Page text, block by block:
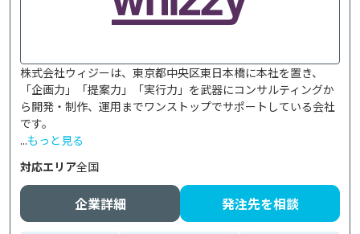
株式会社ウィジーは、東京都中央区東日本橋に本社を置き、
「企画力」「提案力」「実行力」を武器にコンサルティングか
ら開発・制作、運用までワンストップでサポートしている会社
です。
...もっと見る
対応エリア全国
企業詳細 発注先を相談